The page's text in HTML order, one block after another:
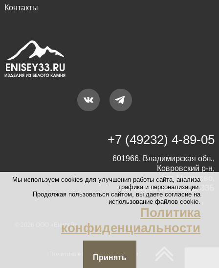
Мы используем cookies для улучшения работы сайта, анализа
трафика и персонализации.
Продолжая пользоваться сайтом, вы даете согласие на
использование файлов cookie.
Политика
конфиденциальности
Принять
Контакты
+7 (49232) 4-89-05
601966, Владимирская обл.,
Ковровский р-н,
пгт. Мелехово,
ул. Первомайская, д. 33Б
© 2026 ООО «Енисей»
Политика конфиденциальности